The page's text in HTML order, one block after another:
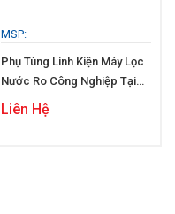
MSP:
Phụ Tùng Linh Kiện Máy Lọc
Nước Ro Công Nghiệp Tại
Huyện Bình Tân
Liên Hệ